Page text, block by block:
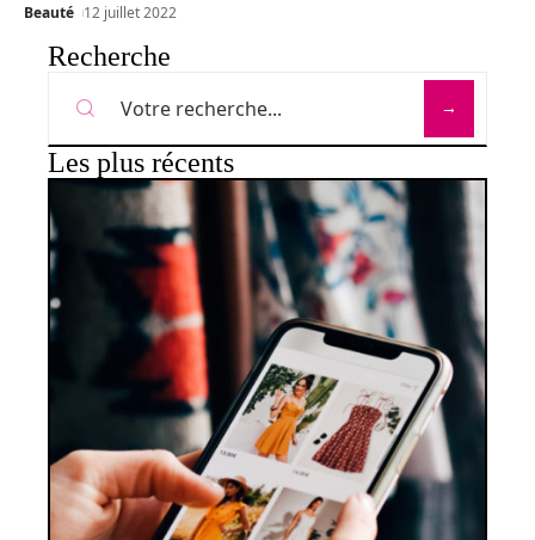
Beauté 12 juillet 2022
Recherche
Les plus récents